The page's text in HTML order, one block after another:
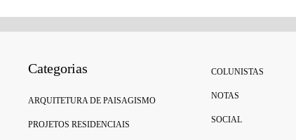
Categorias
ARQUITETURA DE PAISAGISMO
PROJETOS RESIDENCIAIS
COLUNISTAS
NOTAS
SOCIAL